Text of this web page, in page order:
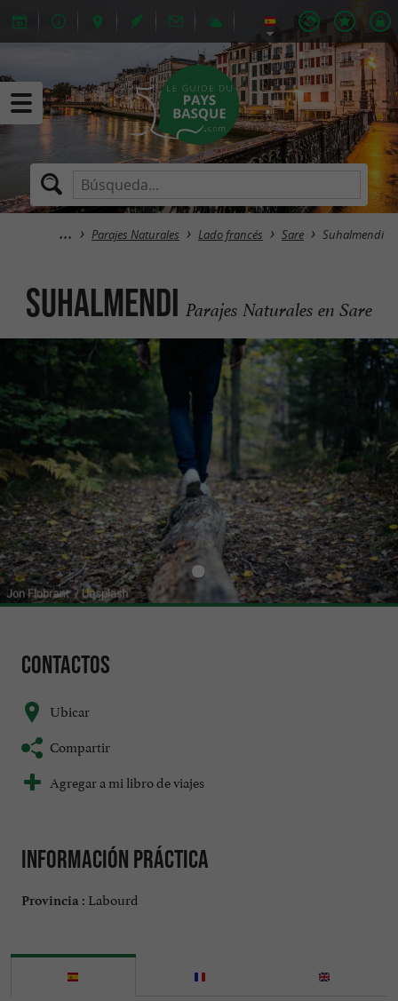
Parajes Naturales Lado francés Sare Suhalmendi
Suhalmendi Parajes Naturales en Sare
Contactos
Ubicar
Compartir
Agregar a mi libro de viajes
Información práctica
Provincia : Labourd